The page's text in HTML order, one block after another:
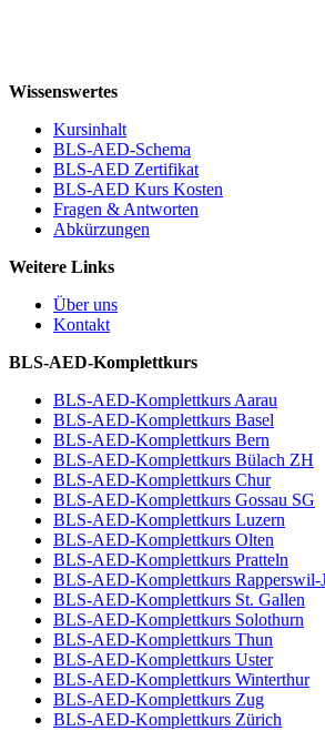
Wissenswertes
Kursinhalt
BLS-AED-Schema
BLS-AED Zertifikat
BLS-AED Kurs Kosten
Fragen & Antworten
Abkürzungen
Weitere Links
Über uns
Kontakt
BLS-AED-Komplettkurs
BLS-AED-Komplettkurs Aarau
BLS-AED-Komplettkurs Basel
BLS-AED-Komplettkurs Bern
BLS-AED-Komplettkurs Bülach ZH
BLS-AED-Komplettkurs Chur
BLS-AED-Komplettkurs Gossau SG
BLS-AED-Komplettkurs Luzern
BLS-AED-Komplettkurs Olten
BLS-AED-Komplettkurs Pratteln
BLS-AED-Komplettkurs Rapperswil-
BLS-AED-Komplettkurs St. Gallen
BLS-AED-Komplettkurs Solothurn
BLS-AED-Komplettkurs Thun
BLS-AED-Komplettkurs Uster
BLS-AED-Komplettkurs Winterthur
BLS-AED-Komplettkurs Zug
BLS-AED-Komplettkurs Zürich